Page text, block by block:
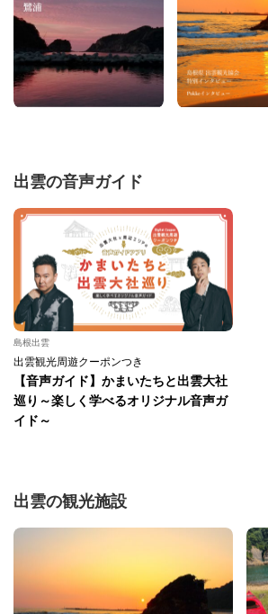
出雲の音声ガイド
島根出雲
出雲観光周遊クーポンつき
【音声ガイド】かまいたちと出雲大社
巡り～楽しく学べるオリジナル音声ガ
イド～
出雲の観光施設